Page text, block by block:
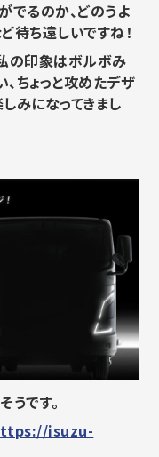
でるのか、どのうよ
待ち遠しいですね！
の印象はボルボみ
ちょっと攻めたデザ
みになってきまし
です。
isuzu-